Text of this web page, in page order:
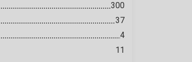
300
37
4
11